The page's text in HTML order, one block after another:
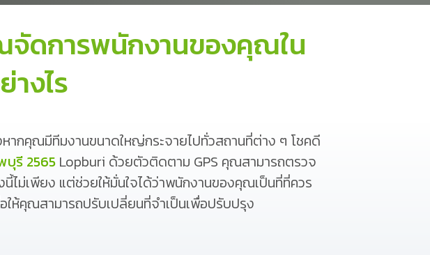
จัดการพนักงานของคุณใน
างไร
ากคุณมีทีมงานขนาดใหญ่กระจายไปทั่วสถานที่ต่าง ๆ โชคดี
บุรี 2565 Lopburi ด้วยตัวติดตาม GPS คุณสามารถตรวจ
ม่เพียง แต่ช่วยให้มั่นใจได้ว่าพนักงานของคุณเป็นที่ที่ควร
ห้คุณสามารถปรับเปลี่ยนที่จำเป็นเพื่อปรับปรุง